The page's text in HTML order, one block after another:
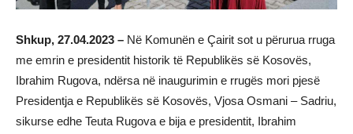
Shkup, 27.04.2023 – Në Komunën e Çairit sot u përurua rruga
me emrin e presidentit historik të Republikës së Kosovës,
Ibrahim Rugova, ndërsa në inaugurimin e rrugës mori pjesë
Presidentja e Republikës së Kosovës, Vjosa Osmani – Sadriu,
sikurse edhe Teuta Rugova e bija e presidentit, Ibrahim